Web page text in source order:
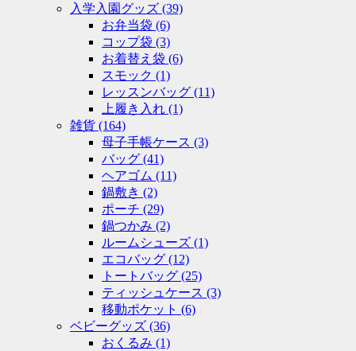
入学入園グッズ (39)
お弁当袋 (6)
コップ袋 (3)
お着替え袋 (6)
スモック (1)
レッスンバッグ (11)
上履き入れ (1)
雑貨 (164)
母子手帳ケース (3)
バッグ (41)
ヘアゴム (11)
鍋敷き (2)
ポーチ (29)
鍋つかみ (2)
ルームシューズ (1)
エコバッグ (12)
トートバッグ (25)
ティッシュケース (3)
移動ポケット (6)
ベビーグッズ (36)
おくるみ (1)